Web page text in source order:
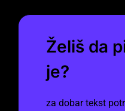
Želiš da
je?
za dobar tekst